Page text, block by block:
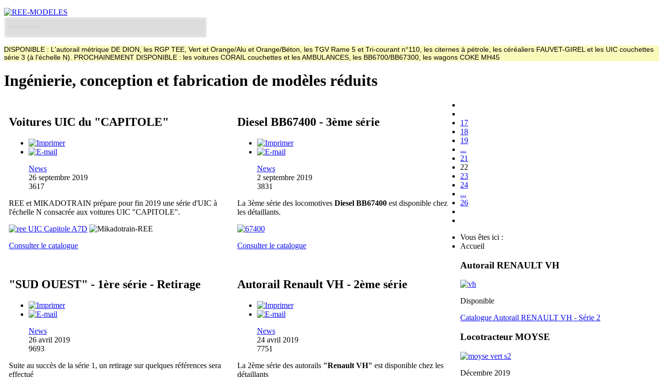
DISPONIBLE : L'autorail métrique DE DION, les RGP TEE, Vert et Orange/Alu et Orange/Béton, les TGV Rame 5 et Tri-courant n°110, les citernes à pétrole, les céréaliers FAUVET-GIREL et les UIC couchettes
série 3 (à l'échelle N). PROCHAINEMENT DISPONIBLE : les voitures CORAIL couchettes et les AMBULANCES, les BB6700/BB67300, les wagons COKE MH45
Ingénierie, conception et fabrication de modèles réduits
Voitures UIC du "CAPITOLE"
News
26 septembre 2019
3617
REE et MIKADOTRAIN prépare pour fin 2019 une série d'UIC à
l'échelle N consacrée aux voitures UIC "CAPITOLE".
Consulter le catalogue
Diesel BB67400 - 3ème série
News
2 septembre 2019
3831
La 3ème série des locomotives Diesel BB67400est disponible chez
les détaillants.
Consulter le catalogue
"SUD OUEST" - 1ère série - Retirage
News
26 avril 2019
9693
Suite au succès de la série 1, un retirage sur quelques références sera
effectué
Autorail Renault VH - 2ème série
News
24 avril 2019
7751
La 2ème série des autorails "Renault VH" est disponible chez les
détaillants
17
18
19
...
21
22
23
24
...
26
Vous êtes ici :
Accueil
Autorail RENAULT VH
Disponible
Catalogue Autorail RENAULT VH - Série 2
Locotracteur MOYSE
Décembre 2019